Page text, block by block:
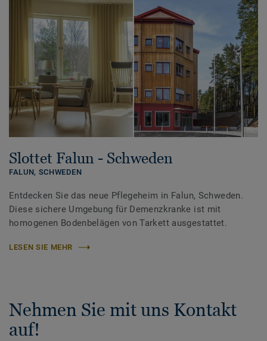
Slottet Falun - Schweden
FALUN, SCHWEDEN
Entdecken Sie das neue Pflegeheim in Falun, Schweden.
Diese sichere Umgebung für Demenzkranke ist mit
homogenen Bodenbelägen von Tarkett ausgestattet.
LESEN SIE MEHR
Nehmen Sie mit uns Kontakt
auf!